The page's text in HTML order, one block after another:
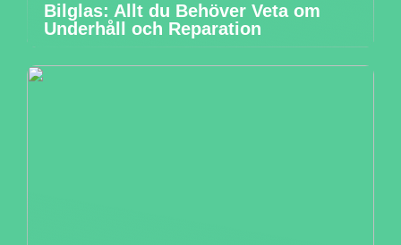
Bilglas: Allt du Behöver Veta om
Underhåll och Reparation